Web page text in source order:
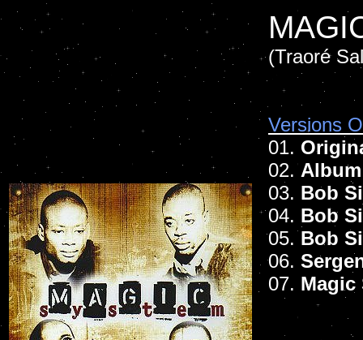
(Traoré
Versions
01.
02.
03. Bob
04. Bob
05.Bob
06.
07. Magic